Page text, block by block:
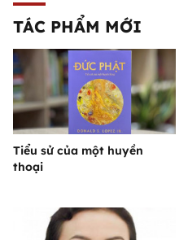
TÁC PHẨM MỚI
Tiểu sử của một huyền
thoại